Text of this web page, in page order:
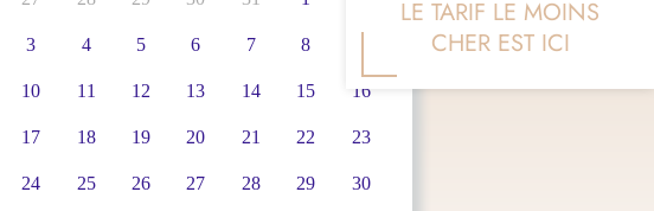
3 4 5 6 7 8
10 11 12 13 14 15 16
17 18 19 20 21 22 23
24 25 26 27 28 29 30
LE TARIF LE MOINS
CHER EST ICI